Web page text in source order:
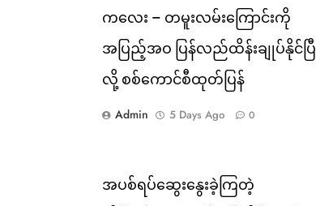
ကလေး – တမူးလမ်းကြောင်းကို
အပြည့်အဝ ပြန်လည်ထိန်းချုပ်နိုင်ပြီ
လို့ စစ်ကောင်စီထုတ်ပြန်
Admin 5 Days Ago 0
အပစ်ရပ်ဆွေးနွေးခဲ့ကြတဲ့